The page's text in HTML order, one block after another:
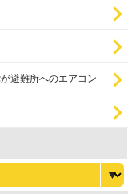
避難所へのエアコン